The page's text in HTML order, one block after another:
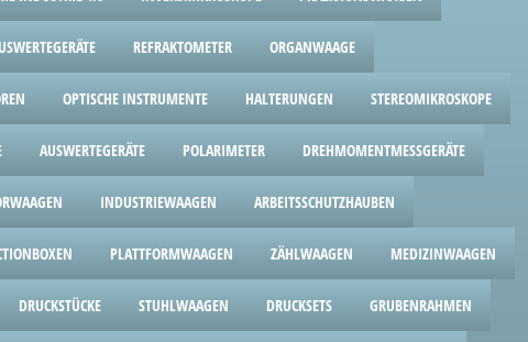
REFRAKTOMETER ORGANWAAGE
OPTISCHE INSTRUMENTE HALTERUNGEN STEREOMIKROSKOPE
AUSWERTEGERÄTE POLARIMETER DREHMOMENTMESSGERÄTE
INDUSTRIEWAAGEN ARBEITSSCHUTZHAUBEN
PLATTFORMWAAGEN ZÄHLWAAGEN MEDIZINWAAGEN
DRUCKSTÜCKE STUHLWAAGEN DRUCKSETS GRUBENRAHMEN